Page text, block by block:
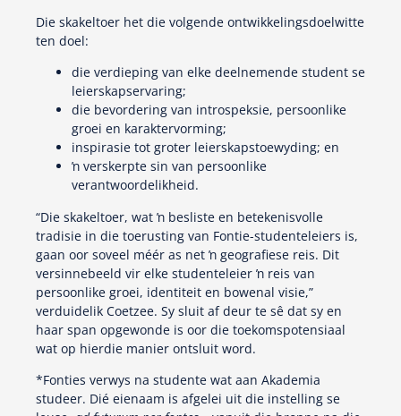
Die skakeltoer het die volgende ontwikkelingsdoelwitte
ten doel:
die verdieping van elke deelnemende student se
leierskapservaring;
die bevordering van introspeksie, persoonlike
groei en karaktervorming;
inspirasie tot groter leierskapstoewyding; en
ŉ verskerpte sin van persoonlike
verantwoordelikheid.
“Die skakeltoer, wat ŉ besliste en betekenisvolle
tradisie in die toerusting van Fontie-studenteleiers is,
gaan oor soveel méér as net ŉ geografiese reis. Dit
versinnebeeld vir elke studenteleier ŉ reis van
persoonlike groei, identiteit en bowenal visie,”
verduidelik Coetzee. Sy sluit af deur te sê dat sy en
haar span opgewonde is oor die toekomspotensiaal
wat op hierdie manier ontsluit word.
*Fonties verwys na studente wat aan Akademia
studeer. Dié eienaam is afgelei uit die instelling se